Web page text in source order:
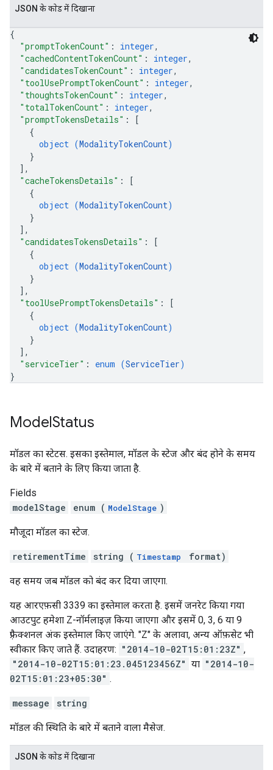
JSON के काेड में दिखाना
{
"promptTokenCount" : integer,
"cachedContentTokenCount" : integer,
"candidatesTokenCount" : integer,
"toolUsePromptTokenCount" : integer,
"thoughtsTokenCount" : integer,
"totalTokenCount" : integer,
"promptTokensDetails" :
[
{
object (ModalityTokenCount)
}
] ,
"cacheTokensDetails" :
[
{
object (ModalityTokenCount)
}
] ,
"candidatesTokensDetails" :
[
{
object (ModalityTokenCount)
}
] ,
"toolUsePromptTokensDetails" :
[
{
object (ModalityTokenCount)
}
] ,
"serviceTier" : enum (ServiceTier)
}
ModelStatus
मॉडल का स्टेटस. इसका इस्तेमाल, मॉडल के स्टेज और बंद होने के समय
के बारे में बताने के लिए किया जाता है.
Fields
modelStage
enum ( ModelStage )
मौजूदा मॉडल का स्टेज.
retirementTime string ( Timestamp format)
वह समय जब मॉडल को बंद कर दिया जाएगा.
यह आरएफ़सी 3339 का इस्तेमाल करता है. इसमें जनरेट किया गया
आउटपुट हमेशा Z-नॉर्मलाइज़ किया जाएगा और इसमें 0, 3, 6 या 9
फ़्रैक्शनल अंक इस्तेमाल किए जाएंगे. "Z" के अलावा, अन्य ऑफ़सेट भी
स्वीकार किए जाते हैं. उदाहरण: "2014-10-02T15:01:23Z" ,
"2014-10-02T15:01:23.045123456Z" या "2014-10-
02T15:01:23+05:30" .
message string
मॉडल की स्थिति के बारे में बताने वाला मैसेज.
JSON के काेड में दिखाना